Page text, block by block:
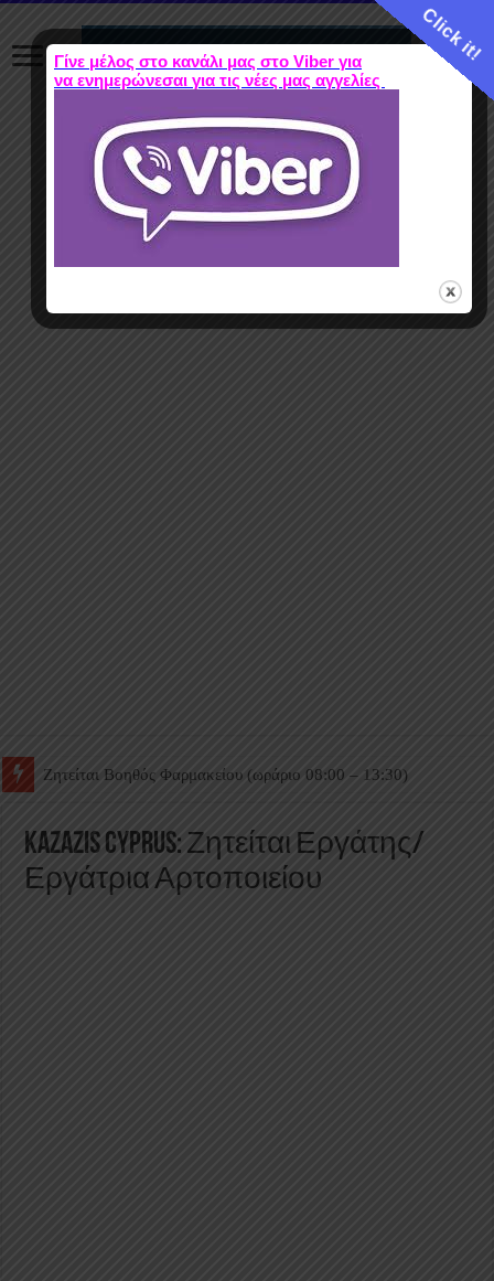
Ζητείται Βοηθός Θαλάμου
Kazazis Cyprus: Ζητείται Εργάτης/
Εργάτρια Αρτοποιείου
Click it!
Γίνε μέλος στο κανάλι μας στο Viber για
να ενημερώνεσαι για τις νέες μας αγγελίες